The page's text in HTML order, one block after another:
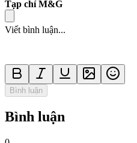
Tạp chí M&G
Viết bình luận...
Bình luận
Bình luận